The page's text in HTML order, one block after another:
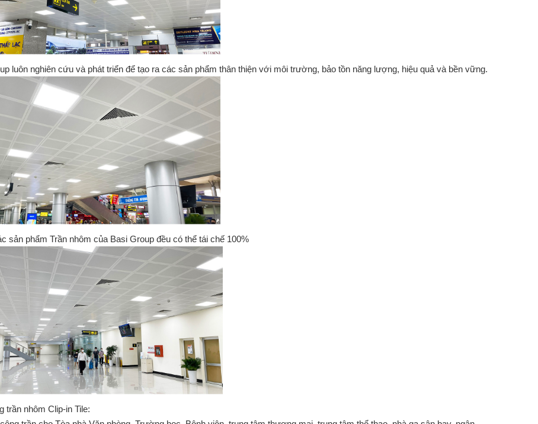
luôn nghiên cứu và phát triển để tạo ra các sản phẩm thân thiện với môi trường, bảo tồn năng lượng, hiệu quả và bền vững.
sản phẩm Trần nhôm của Basi Group đều có thể tái chế 100%
trần nhôm Clip-in Tile: